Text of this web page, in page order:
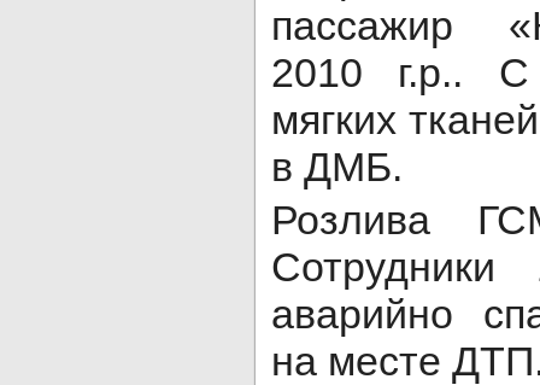
пассажир
2010 г.р.. С
мягких
в ДМБ.
Розлива
аварийно
на месте